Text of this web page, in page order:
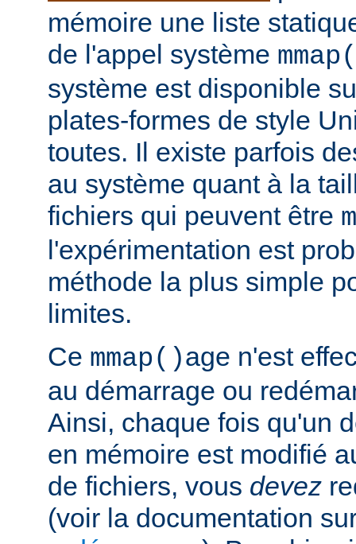
mémoire une liste
de l'appel système
système est disponible
plates-formes de style
toutes. Il existe parfois
au système quant à la
fichiers qui peuvent être
l'expérimentation est
méthode la plus simple
limites.
Ce mmap()age n'est
au démarrage ou
Ainsi, chaque fois qu'un
en mémoire est modifié
de fichiers, vous devez
(voir la documentation